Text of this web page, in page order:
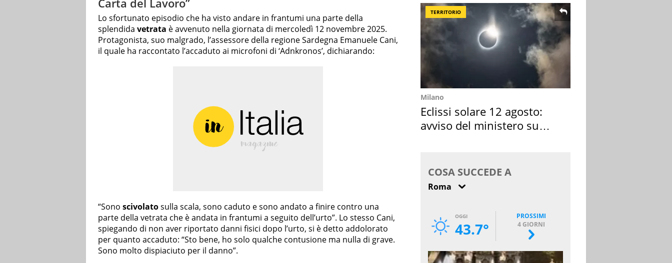
Carta del Lavoro”
Lo sfortunato episodio che ha visto andare in frantumi una parte della
splendida vetrata è avvenuto nella giornata di mercoledì 12 novembre 2025.
Protagonista, suo malgrado, l’assessore della regione Sardegna Emanuele Cani,
il quale ha raccontato l’accaduto ai microfoni di ‘Adnkronos’, dichiarando:
“Sono scivolatosulla scala, sono caduto e sono andato a finire contro una
parte della vetrata che è andata in frantumi a seguito dell’urto”. Lo stesso Cani,
spiegando di non aver riportato danni fisici dopo l’urto, si è detto addolorato
per quanto accaduto: “Sto bene, ho solo qualche contusione ma nulla di grave.
Sono molto dispiaciuto per il danno”.
TERRITORIO
Milano
Eclissi solare 12 agosto:
avviso del ministero su